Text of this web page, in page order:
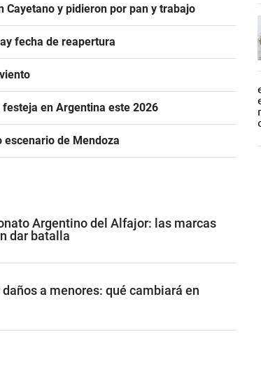
Cayetano y pidieron por pan y trabajo
fecha de reapertura
en Argentina este 2026
de Mendoza
Argentino del Alfajor: las marcas
dar batalla
a menores: qué cambiará en